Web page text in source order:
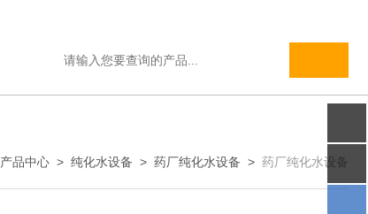
产品中心 > 纯化水设备 > 药厂纯化水设备 > 药厂纯化水设备